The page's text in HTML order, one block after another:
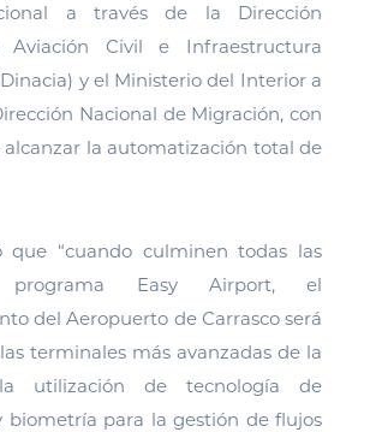
a través de la Dirección
Aviación Civil e Infraestructura
y el Ministerio del Interior a
Nacional de Migración, con
la automatización total de
que “cuando culminen todas las
Easy Airport, el
del Aeropuerto de Carrasco será
terminales más avanzadas de la
utilización de tecnología de
biometría para la gestión de flujos